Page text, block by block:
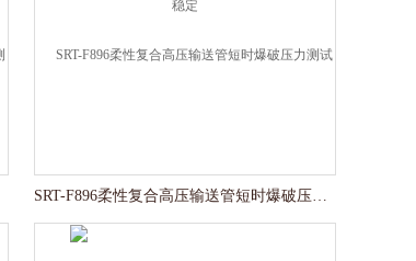
SRT-F896柔性复合高压输送管短时爆破压力测试仪.